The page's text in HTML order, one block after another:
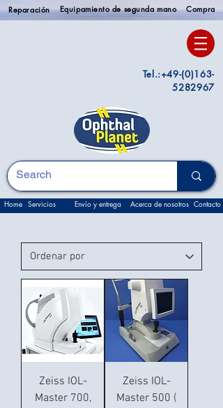
Reparación Equipamiento de segunda mano Compra
Tel.:+49-(0)163-
5282967
Home Servicios Envío y entrega Acerca de nosotros Contacto
Zeiss IOL-
Master 700,
Zeiss IOL-
Master 500 (